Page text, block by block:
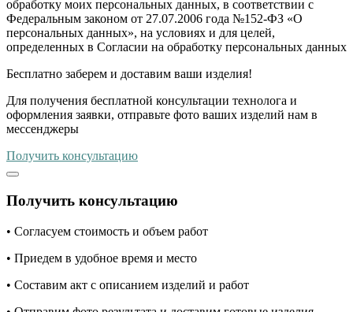
обработку моих персональных данных, в соответствии с
Федеральным законом от 27.07.2006 года №152-ФЗ «О
персональных данных», на условиях и для целей,
определенных в Согласии на обработку персональных данных
Бесплатно заберем и доставим ваши изделия!
Для получения бесплатной консультации технолога и
оформления заявки, отправьте фото ваших изделий нам в
мессенджеры
Получить консультацию
Получить консультацию
• Согласуем стоимость и объем работ
• Приедем в удобное время и место
• Составим акт с описанием изделий и работ